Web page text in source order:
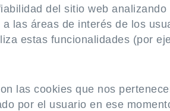
del sitio web
las áreas de interés de los
estas funcionalidades (por
las cookies que nos
por el usuario en ese